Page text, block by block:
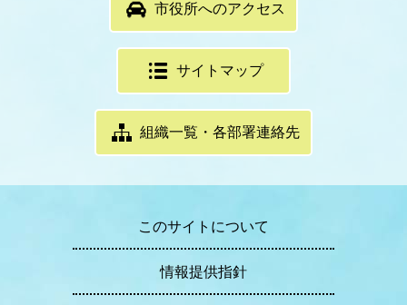
市役所へのアクセス
サイトマップ
組織一覧・各部署連絡先
このサイトについて
情報提供指針